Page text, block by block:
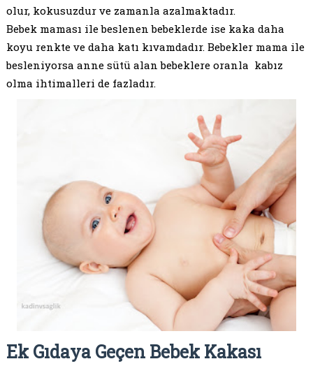
olur, kokusuzdur ve zamanla azalmaktadır.
Bebek maması ile beslenen bebeklerde ise kaka daha
koyu renkte ve daha katı kıvamdadır. Bebekler mama ile
besleniyorsa anne sütü alan bebeklere oranla kabız
olma ihtimalleri de fazladır.
Ek Gıdaya Geçen Bebek Kakası